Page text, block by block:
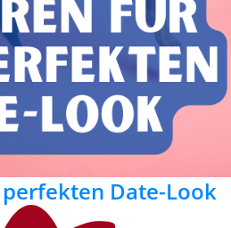
Date-Look